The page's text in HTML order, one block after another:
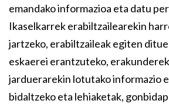
emandako informazioa eta datu
Ikaselkarrek erabiltzailearekin
jartzeko, erabiltzaileak egiten
eskaerei erantzuteko,
jarduerarekin lotutako informazio
bidaltzeko eta lehiaketak,